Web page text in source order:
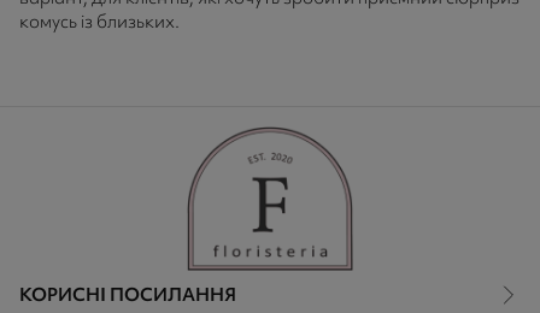
комусь із близьких.
КОРИСНІ ПОСИЛАННЯ